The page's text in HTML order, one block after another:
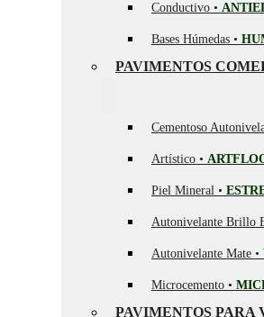
Conductivo •
Bases Húmedas •
PAVIMENTOS
Cementoso
Artístico •
Piel Mineral •
Autonivelante Brillo
Autonivelante Mate •
Microcemento •
PAVIMENTOS PARA